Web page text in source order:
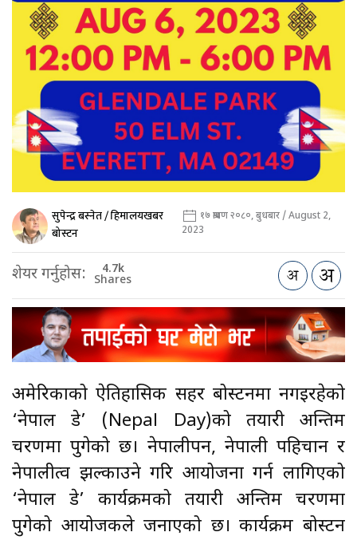
सुपेन्द्र बस्नेत / हिमालयखबर
बोस्टन
१७ श्रावण २०८०, बुधबार / August 2,
2023
शेयर गर्नुहोस: 4.7k
Shares
अमेरिकाको ऐतिहासिक सहर बोस्टनमा हुनगइरहेको
‘नेपाल डे’ (Nepal Day)को तयारी अन्तिम
चरणमा पुगेको छ। नेपालीपन, नेपाली पहिचान र
नेपालीत्व झल्काउने गरि आयोजना गर्न लागिएको
‘नेपाल डे’ कार्यक्रमको तयारी अन्तिम चरणमा
पुगेको आयोजकले जनाएको छ। कार्यक्रम बोस्टन